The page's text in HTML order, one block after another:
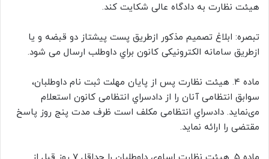
هیئت ﻧﻈﺎﺭﺕ ﺑﻪ ﺩﺍﺩﮔﺎﻩ عالی ﺷﻜﺎﻳﺖ ﻛﻨﺪ.
ﺗﺒﺼﺮﻩ: ﺍﺑﻼﻍ تصمیم ﻣﺬﻛﻮﺭ ازطریق ﭘﺴﺖ ﭘﻴﺸﺘﺎﺯ ﺩﻭ ﻗﺒﻀﻪ ﻭ ﻳﺎ
ﺍﺯﻃﺮﻳﻖ ﺳﺎﻣﺎنه الکترونیکی ﻛﺎﻧﻮﻥ ﺑﺮﺍﻱ ﺩﺍﻭﻃﻠﺐ ﺍﺭﺳﺎﻝ می شود.
ﻣﺎﺩه ۴. هیئت ﻧﻈﺎﺭﺕ ﭘﺲ ﺍﺯ ﭘﺎﻳﺎﻥ ﻣﻬﻠﺖ ثبت نام ﺩﺍﻭﻃﻠﺒﺎﻥ،
ﺳﻮﺍﺑﻖ انتظامی آنان ﺭﺍ ﺍﺯ ﺩﺍﺩﺳﺮﺍﻱ انتظامی ﻛﺎﻧﻮﻥ ﺍﺳﺘﻌﻼﻡ
ﻣیﻧﻤﺎﻳﺪ. ﺩﺍﺩﺳﺮﺍﻱ انتظامی ﻣﻜﻠﻒ ﺍﺳﺖ ﻇﺮﻑ ﻣﺪﺕ ﭘﻨﺞ ﺭﻭﺯ ﭘﺎﺳﺦ
مقتضی ﺭﺍ ﺍﺭﺍﺋﻪ ﻧﻤﺎﻳﺪ.